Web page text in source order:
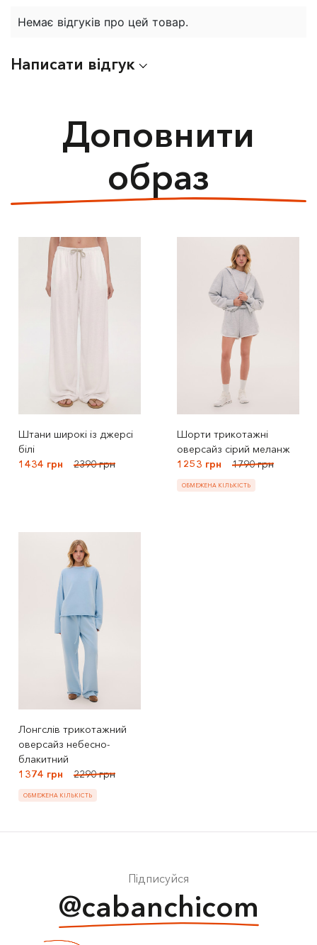
Немає відгуків про цей товар.
Написати відгук
Доповнити
образ
Штани широкі із джерсі
білі
1434 грн
2390 грн
Шорти трикотажні
оверсайз сірий меланж
1253 грн
1790 грн
ОБМЕЖЕНА КІЛЬКІСТЬ
Лонгслів трикотажний
оверсайз небесно-
блакитний
1374 грн
2290 грн
ОБМЕЖЕНА КІЛЬКІСТЬ
Підписуйся
@cabanchicom